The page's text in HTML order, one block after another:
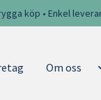
köp • Enkel
Om oss